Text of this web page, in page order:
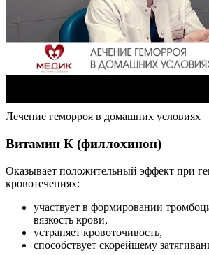
Лечение геморроя в домашних условиях
Витамин К (филлохинон)
Оказывает положительный эффект при
кровотечениях:
участвует в формировании
вязкость крови,
устраняет кровоточивость,
способствует скорейшему